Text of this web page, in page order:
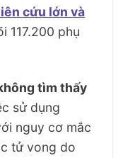
cứu lớn và
117.200 phụ
tìm thấy
sử dụng
nguy cơ mắc
tử vong do